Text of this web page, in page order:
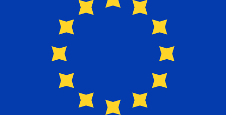
Xe Internationale Geldoverboeking